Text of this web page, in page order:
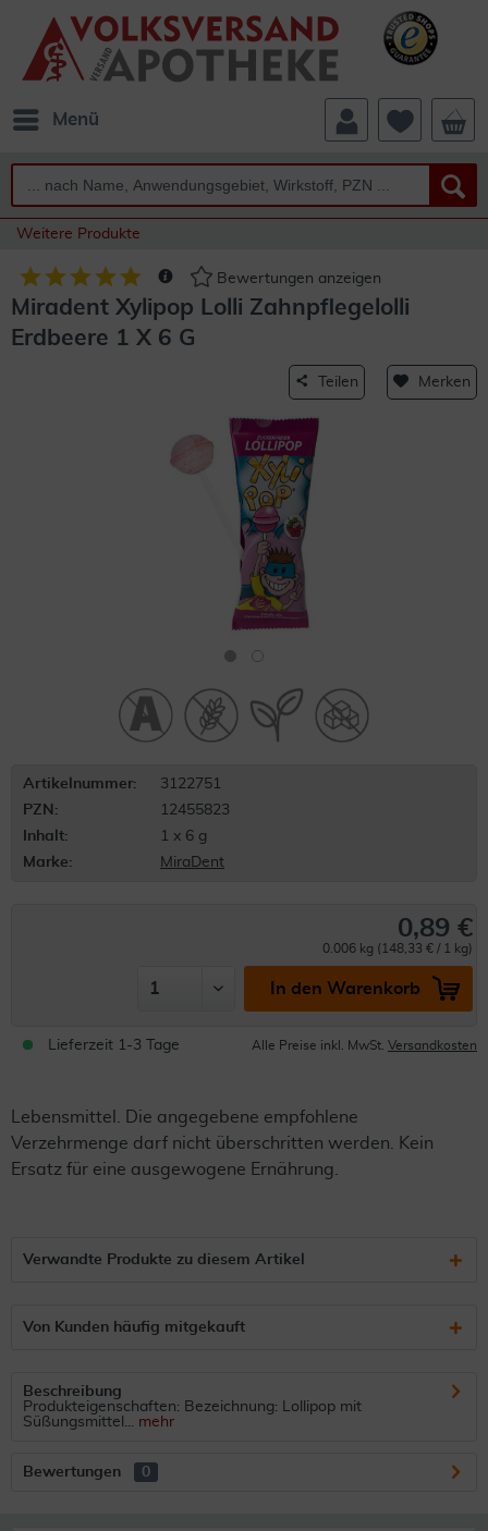
Menü
Weitere Produkte
Bewertungen anzeigen
Miradent Xylipop Lolli Zahnpflegelolli
Erdbeere 1 X 6 G
Teilen Merken
Artikelnummer:
3122751
PZN:
12455823
Inhalt:
1 x 6 g
Marke:
MiraDent
0,89 €
0.006 kg (148,33 € / 1 kg)
In den Warenkorb
Lieferzeit 1-3 Tage Alle Preise inkl. MwSt. Versandkosten
Lebensmittel. Die angegebene empfohlene
Verzehrmenge darf nicht überschritten werden. Kein
Ersatz für eine ausgewogene Ernährung.
Verwandte Produkte zu diesem Artikel
Von Kunden häufig mitgekauft
Beschreibung
Produkteigenschaften: Bezeichnung: Lollipop mit
Süßungsmittel... mehr
Bewertungen 0